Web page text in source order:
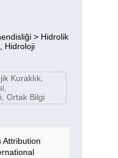
> Hidrolik
Hidroloji
Kuraklık,
Ortak Bilgi
Attribution